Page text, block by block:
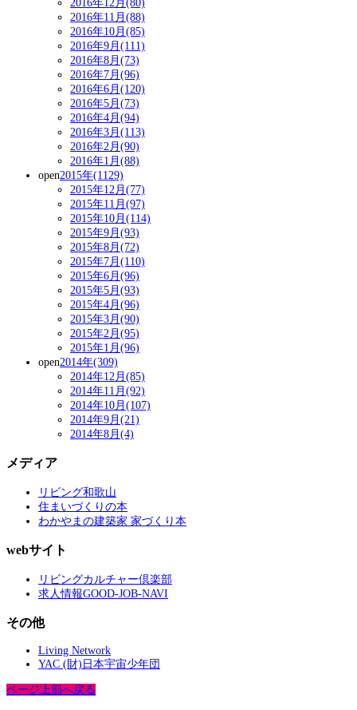
2016年12月(80)
2016年11月(88)
2016年10月(85)
2016年9月(111)
2016年8月(73)
2016年7月(96)
2016年6月(120)
2016年5月(73)
2016年4月(94)
2016年3月(113)
2016年2月(90)
2016年1月(88)
open2015年(1129)
2015年12月(77)
2015年11月(97)
2015年10月(114)
2015年9月(93)
2015年8月(72)
2015年7月(110)
2015年6月(96)
2015年5月(93)
2015年4月(96)
2015年3月(90)
2015年2月(95)
2015年1月(96)
open2014年(309)
2014年12月(85)
2014年11月(92)
2014年10月(107)
2014年9月(21)
2014年8月(4)
メディア
リビング和歌山
住まいづくりの本
わかやまの建築家 家づくり本
webサイト
リビングカルチャー倶楽部
求人情報GOOD-JOB-NAVI
その他
Living Network
YAC (財)日本宇宙少年団
ページ上部へ戻る